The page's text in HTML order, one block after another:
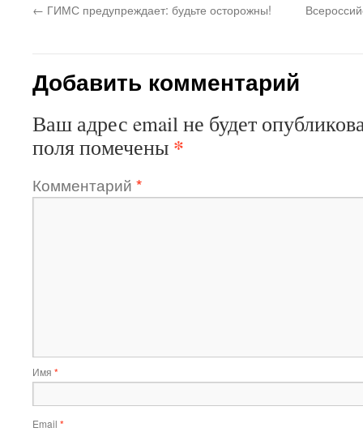
← ГИМС предупреждает: будьте осторожны!
Добавить комментарий
Ваш адрес email не будет
поля помечены *
Комментарий *
Имя *
Email *